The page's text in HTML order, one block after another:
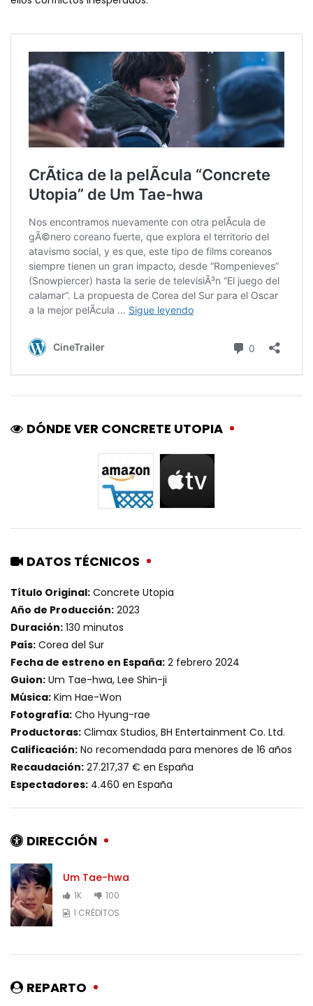
DÓNDE VER CONCRETE UTOPIA
DATOS TÉCNICOS
Título Original: Concrete Utopia
Año de Producción: 2023
Duración: 130 minutos
País: Corea del Sur
Fecha de estreno en España: 2 febrero 2024
Guion: Um Tae-hwa, Lee Shin-ji
Música: Kim Hae-Won
Fotografía: Cho Hyung-rae
Productoras: Climax Studios, BH Entertainment Co. Ltd.
Calificación: No recomendada para menores de 16 años
Recaudación: 27.217,37 € en España
Espectadores: 4.460 en España
DIRECCIÓN
Um Tae-hwa
1K
100
1 CRÉDITOS
REPARTO